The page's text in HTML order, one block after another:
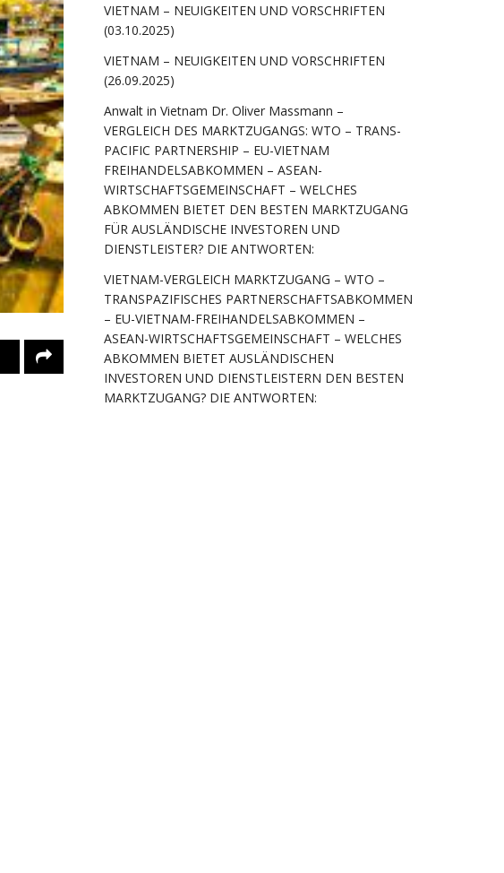
VIETNAM – NEUIGKEITEN UND VORSCHRIFTEN
(03.10.2025)
VIETNAM – NEUIGKEITEN UND VORSCHRIFTEN
(26.09.2025)
Anwalt in Vietnam Dr. Oliver Massmann –
VERGLEICH DES MARKTZUGANGS: WTO – TRANS-
PACIFIC PARTNERSHIP – EU-VIETNAM
FREIHANDELSABKOMMEN – ASEAN-
WIRTSCHAFTSGEMEINSCHAFT – WELCHES
ABKOMMEN BIETET DEN BESTEN MARKTZUGANG
FÜR AUSLÄNDISCHE INVESTOREN UND
DIENSTLEISTER? DIE ANTWORTEN:
VIETNAM-VERGLEICH MARKTZUGANG – WTO –
TRANSPAZIFISCHES PARTNERSCHAFTSABKOMMEN
– EU-VIETNAM-FREIHANDELSABKOMMEN –
ASEAN-WIRTSCHAFTSGEMEINSCHAFT – WELCHES
ABKOMMEN BIETET AUSLÄNDISCHEN
INVESTOREN UND DIENSTLEISTERN DEN BESTEN
MARKTZUGANG? DIE ANTWORTEN: